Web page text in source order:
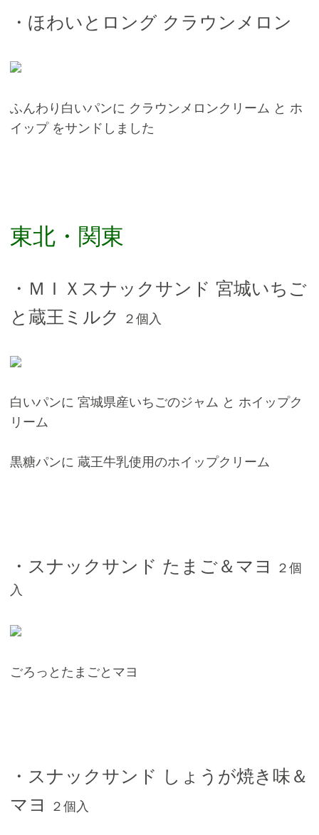
・ほわいとロング クラウンメロン
ふんわり白いパンに クラウンメロンクリーム と ホ
イップ をサンドしました
東北・関東
・ＭＩＸスナックサンド 宮城いちご
と蔵王ミルク ２個入
白いパンに 宮城県産いちごのジャム と ホイップク
リーム
黒糖パンに 蔵王牛乳使用のホイップクリーム
・スナックサンド たまご＆マヨ ２個
入
ごろっとたまごとマヨ
・スナックサンド しょうが焼き味＆
マヨ ２個入